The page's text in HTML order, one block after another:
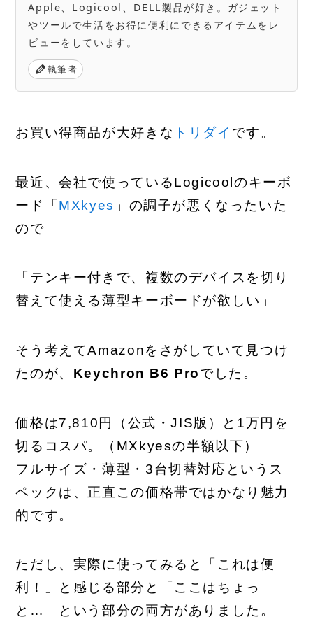
Apple、Logicool、DELL製品が好き。ガジェット
やツールで生活をお得に便利にできるアイテムをレ
ビューをしています。
執筆者
お買い得商品が大好きな トリダイ です。
最近、会社で使っているLogicoolのキーボ
ード「MXkyes 」の調子が悪くなったいた
ので
「テンキー付きで、複数のデバイスを切り
替えて使える薄型キーボードが欲しい」
そう考えてAmazonをさがしていて見つけ
たのが、 Keychron B6 Proでした。
価格は7,810円（公式・JIS版）と1万円を
切るコスパ。（MXkyesの半額以下）
フルサイズ・薄型・3台切替対応というス
ペックは、正直この価格帯ではかなり魅力
的です。
ただし、実際に使ってみると「これは便
利！」と感じる部分と「ここはちょっ
と…」という部分の両方がありました。